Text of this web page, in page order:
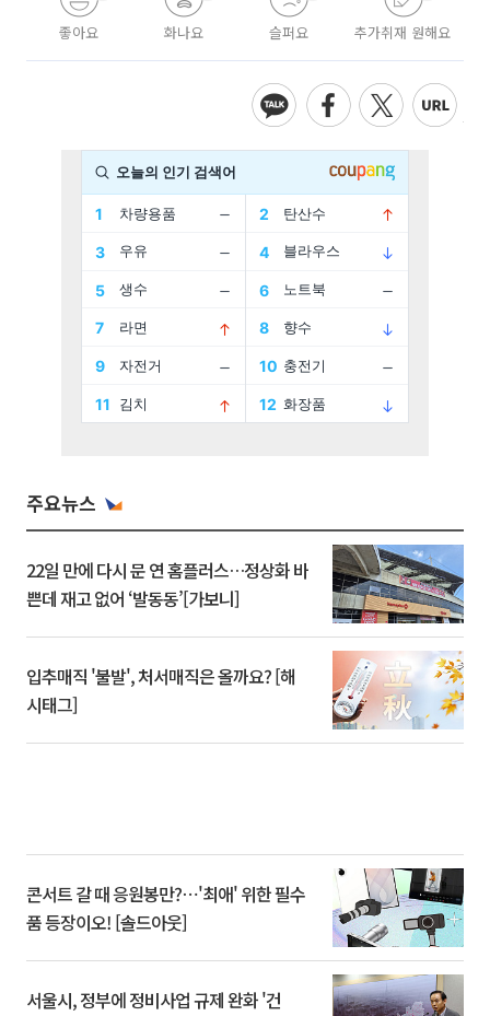
좋아요 화나요 슬퍼요 추가취재 원해요
주요뉴스
22일 만에 다시 문 연 홈플러스…정상화 바
쁜데 재고 없어 ‘발동동’[가보니]
입추매직 '불발', 처서매직은 올까요? [해
시태그]
콘서트 갈 때 응원봉만?⋯'최애' 위한 필수
품 등장이오! [솔드아웃]
서울시, 정부에 정비사업 규제 완화 '건